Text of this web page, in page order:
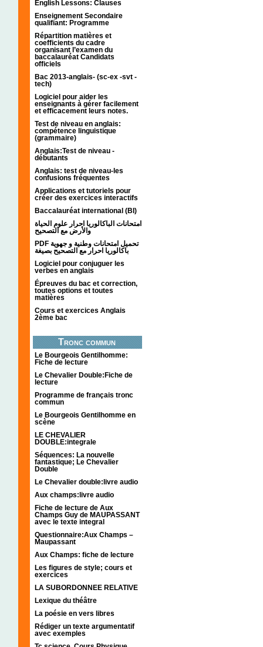
English Lessons: Clauses
Enseignement Secondaire
qualifiant: Programme
Répartition matières et
coefficients du cadre
organisant l’examen du
baccalauréat Candidats
officiels
Bac 2013-anglais- (sc-ex -svt -
tech)
Logiciel pour aider les
enseignants à gérer facilement
et efficacement leurs notes.
Test de niveau en anglais:
compétence linguistique
(grammaire)
Anglais:Test de niveau -
débutants
Anglais: test de niveau-les
confusions fréquentes
Applications et tutoriels pour
créer des exercices interactifs
Baccalauréat international (BI)
امتحانات الباكالوريا احرار علوم الحياة
والأرض مع التصحيح
PDF تحميل امتحانات وطنية و جهوية
باكالوريا احرار مع التصحيح بصيغة
Logiciel pour conjuguer les
verbes en anglais
Épreuves du bac et correction,
toutes options et toutes
matières
Cours et exercices Anglais
2ème bac
Tronc commun
Le Bourgeois Gentilhomme:
Fiche de lecture
Le Chevalier Double:Fiche de
lecture
Programme de français tronc
commun
Le Bourgeois Gentilhomme en
scène
LE CHEVALIER
DOUBLE:integrale
Séquences: La nouvelle
fantastique; Le Chevalier
Double
Le Chevalier double:livre audio
Aux champs:livre audio
Fiche de lecture de Aux
Champs Guy de MAUPASSANT
avec le texte integral
Questionnaire:Aux Champs –
Maupassant
Aux Champs: fiche de lecture
Les figures de style; cours et
exercices
LA SUBORDONNEE RELATIVE
Lexique du théâtre
La poésie en vers libres
Rédiger un texte argumentatif
avec exemples